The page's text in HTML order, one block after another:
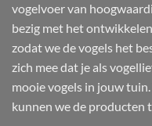
vogelvoer van
bezig met het
zodat we de vogels het
zich mee dat je als
mooie vogels in jouw
kunnen we de producten